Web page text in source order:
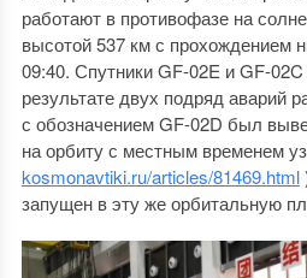
работают в противофазе на
высотой 537 км с прохождением
09:40. Спутники GF-02E и GF-
результате двух подряд аварий
с обозначением GF-02D был
на орбиту с местным временем
kosmonavtiki.ru/articles/81469.html
запущен в эту же орбитальную